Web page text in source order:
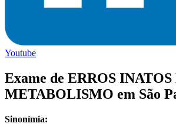
Youtube
Exame de ERROS INATOS
METABOLISMO em São
Sinonímia: